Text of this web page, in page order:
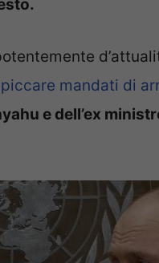
mandati di
e dell’ex